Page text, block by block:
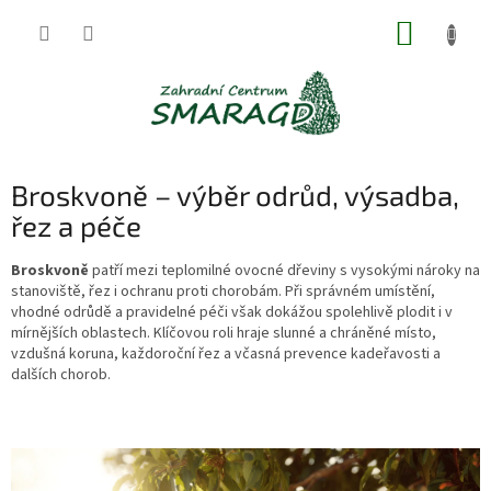
Broskvoně – výběr odrůd, výsadba,
řez a péče
Broskvoně patří mezi teplomilné ovocné dřeviny s vysokými nároky na
stanoviště, řez i ochranu proti chorobám. Při správném umístění,
vhodné odrůdě a pravidelné péči však dokážou spolehlivě plodit i v
mírnějších oblastech. Klíčovou roli hraje slunné a chráněné místo,
vzdušná koruna, každoroční řez a včasná prevence kadeřavosti a
dalších chorob.